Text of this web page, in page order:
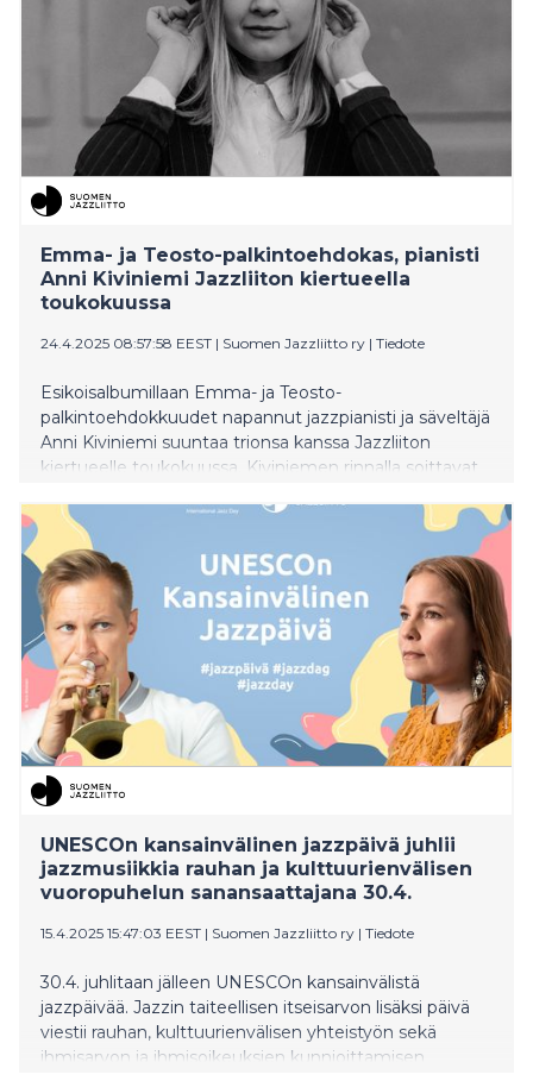
Emma- ja Teosto-palkintoehdokas, pianisti
Anni Kiviniemi Jazzliiton kiertueella
toukokuussa
24.4.2025 08:57:58 EEST | Suomen Jazzliitto ry | Tiedote
Esikoisalbumillaan Emma- ja Teosto-
palkintoehdokkuudet napannut jazzpianisti ja säveltäjä
Anni Kiviniemi suuntaa trionsa kanssa Jazzliiton
kiertueelle toukokuussa. Kiviniemen rinnalla soittavat
Jori Huhtala ja rumpali Olavi Louhivuori.
Kiertuekonsertit kuullaan 6.5. Oulussa, 7.5. Seinäjoella,
8.5. Jyväskylässä, 9.5. Espoossa ja 10.5. Turussa.
UNESCOn kansainvälinen jazzpäivä juhlii
jazzmusiikkia rauhan ja kulttuurienvälisen
vuoropuhelun sanansaattajana 30.4.
15.4.2025 15:47:03 EEST | Suomen Jazzliitto ry | Tiedote
30.4. juhlitaan jälleen UNESCOn kansainvälistä
jazzpäivää. Jazzin taiteellisen itseisarvon lisäksi päivä
viestii rauhan, kulttuurienvälisen yhteistyön sekä
ihmisarvon ja ihmisoikeuksien kunnioittamisen